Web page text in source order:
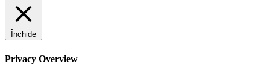
Închide
Privacy Overview